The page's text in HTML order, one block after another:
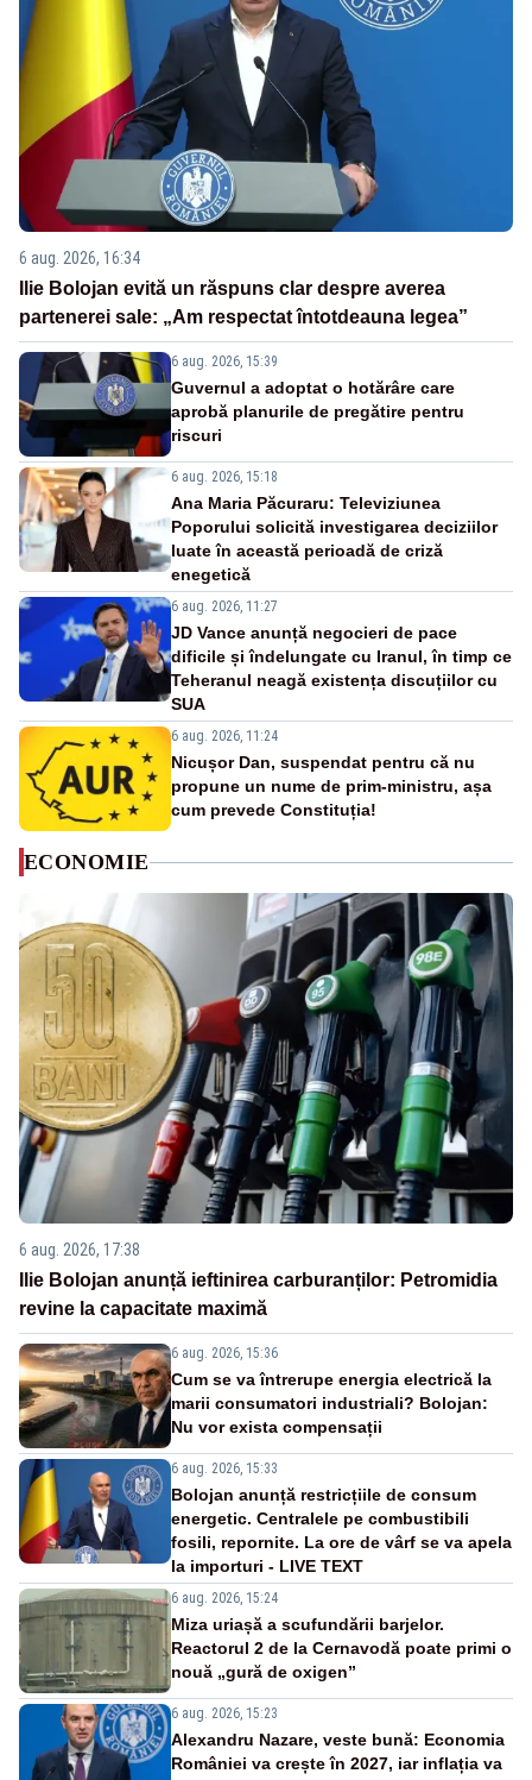
6 aug. 2026, 16:34
Ilie Bolojan evită un răspuns clar despre averea
partenerei sale: „Am respectat întotdeauna legea”
6 aug. 2026, 15:39
Guvernul a adoptat o hotărâre care
aprobă planurile de pregătire pentru
riscuri
6 aug. 2026, 15:18
Ana Maria Păcuraru: Televiziunea
Poporului solicită investigarea deciziilor
luate în această perioadă de criză
enegetică
6 aug. 2026, 11:27
JD Vance anunță negocieri de pace
dificile și îndelungate cu Iranul, în timp ce
Teheranul neagă existența discuțiilor cu
SUA
6 aug. 2026, 11:24
Nicușor Dan, suspendat pentru că nu
propune un nume de prim-ministru, așa
cum prevede Constituția!
ECONOMIE
6 aug. 2026, 17:38
Ilie Bolojan anunță ieftinirea carburanților: Petromidia
revine la capacitate maximă
6 aug. 2026, 15:36
Cum se va întrerupe energia electrică la
marii consumatori industriali? Bolojan:
Nu vor exista compensații
6 aug. 2026, 15:33
Bolojan anunță restricțiile de consum
energetic. Centralele pe combustibili
fosili, repornite. La ore de vârf se va apela
la importuri - LIVE TEXT
6 aug. 2026, 15:24
Miza uriașă a scufundării barjelor.
Reactorul 2 de la Cernavodă poate primi o
nouă „gură de oxigen”
6 aug. 2026, 15:23
Alexandru Nazare, veste bună: Economia
României va crește în 2027, iar inflația va